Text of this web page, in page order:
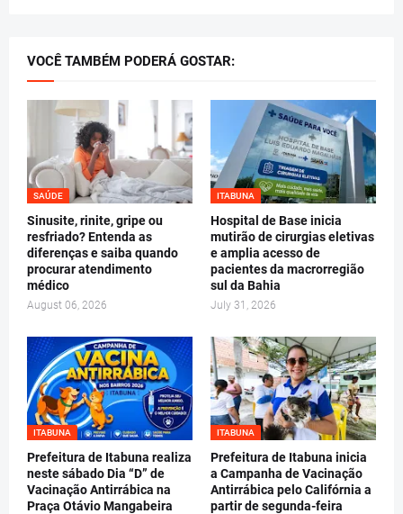
VOCÊ TAMBÉM PODERÁ GOSTAR:
SAÚDE
Sinusite, rinite, gripe ou
resfriado? Entenda as
diferenças e saiba quando
procurar atendimento
médico
August 06, 2026
ITABUNA
Hospital de Base inicia
mutirão de cirurgias eletivas
e amplia acesso de
pacientes da macrorregião
sul da Bahia
July 31, 2026
ITABUNA
Prefeitura de Itabuna realiza
neste sábado Dia “D” de
Vacinação Antirrábica na
Praça Otávio Mangabeira
ITABUNA
Prefeitura de Itabuna inicia
a Campanha de Vacinação
Antirrábica pelo Califórnia a
partir de segunda-feira